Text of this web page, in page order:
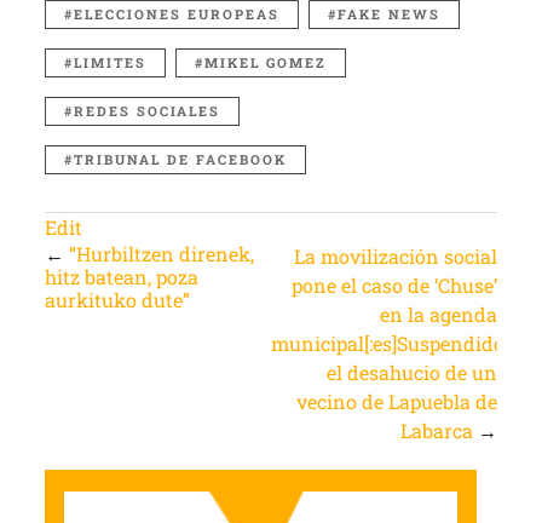
ELECCIONES EUROPEAS FAKE NEWS
LIMITES MIKEL GOMEZ
REDES SOCIALES
TRIBUNAL DE FACEBOOK
Edit
← “Hurbiltzen direnek,
hitz batean, poza
aurkituko dute”
La movilización social
pone el caso de ‘Chuse’
en la agenda
municipal[:es]Suspendido
el desahucio de un
vecino de Lapuebla de
Labarca →